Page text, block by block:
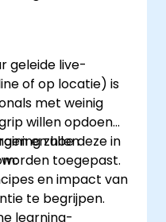
geleide live-
of op locatie) is
met weinig
willen opdoen
en hoe deze in
toegepast.
zullen
en impact van
te begrijpen.
learning-